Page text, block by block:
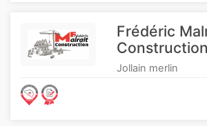
Frédéric
Jollain merlin